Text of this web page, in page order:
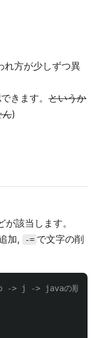
れ方が少しずつ異
きます。 というか
ん)
該当します。
加, -= で文字の削
-> j -> javaの順に変